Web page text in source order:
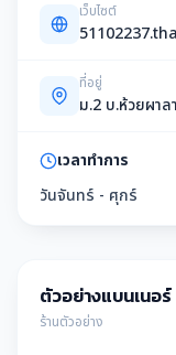
เว็บไซต์
ที่อยู่
ม.2 บ.ห้วยผา
เวลาทำการ
วันจันทร์ - ศุกร์
ตัวอย่างแบนเนอร์
ร้านตัวอย่าง